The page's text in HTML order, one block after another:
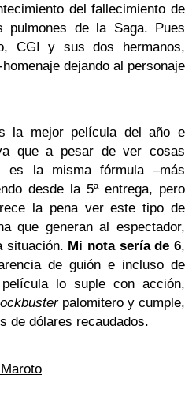
del fallecimiento de
pulmones de la Saga. Pues
CGI y sus dos hermanos,
dejando al personaje
la mejor película del año e
que a pesar de ver cosas
es la misma fórmula –más
desde la 5ª entrega, pero
la pena ver este tipo de
que generan al espectador,
situación. Mi nota sería de 6,
de guión e incluso de
lo suple con acción,
palomitero y cumple,
de dólares recaudados.